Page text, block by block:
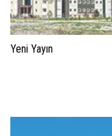
Yeni Yayın